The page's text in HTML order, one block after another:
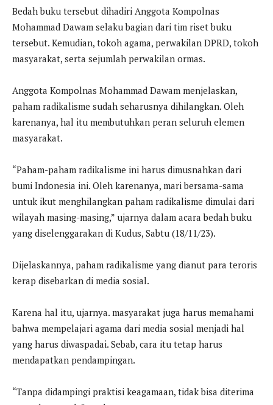
Bedah buku tersebut dihadiri Anggota Kompolnas
Mohammad Dawam selaku bagian dari tim riset buku
tersebut. Kemudian, tokoh agama, perwakilan DPRD, tokoh
masyarakat, serta sejumlah perwakilan ormas.
Anggota Kompolnas Mohammad Dawam menjelaskan,
paham radikalisme sudah seharusnya dihilangkan. Oleh
karenanya, hal itu membutuhkan peran seluruh elemen
masyarakat.
“Paham-paham radikalisme ini harus dimusnahkan dari
bumi Indonesia ini. Oleh karenanya, mari bersama-sama
untuk ikut menghilangkan paham radikalisme dimulai dari
wilayah masing-masing,” ujarnya dalam acara bedah buku
yang diselenggarakan di Kudus, Sabtu (18/11/23).
Dijelaskannya, paham radikalisme yang dianut para teroris
kerap disebarkan di media sosial.
Karena hal itu, ujarnya. masyarakat juga harus memahami
bahwa mempelajari agama dari media sosial menjadi hal
yang harus diwaspadai. Sebab, cara itu tetap harus
mendapatkan pendampingan.
“Tanpa didampingi praktisi keagamaan, tidak bisa diterima